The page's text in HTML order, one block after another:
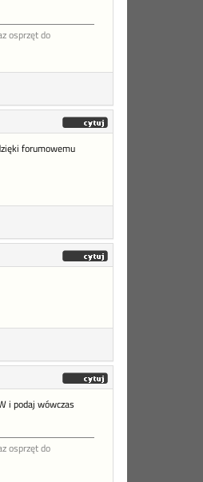
osprzęt do
forumowemu
i podaj wówczas
osprzęt do